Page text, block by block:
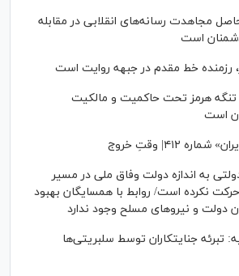
مجاهدت رسانه‌های انقلابی در مقابله
است
رزمنده خط مقدم در جبهه روایت است
هرمز تحت حاکمیت و مالکیت
است
۴۱۲| وقتِ خروج
به اندازه دولت وفاق ملی در مسیر
نکرده است/ روابط با همسایگان بهبود
دولت و نیروهای مسلح وجود ندارد
تبرئه جنایتکاران توسط سلبریتی‌ها